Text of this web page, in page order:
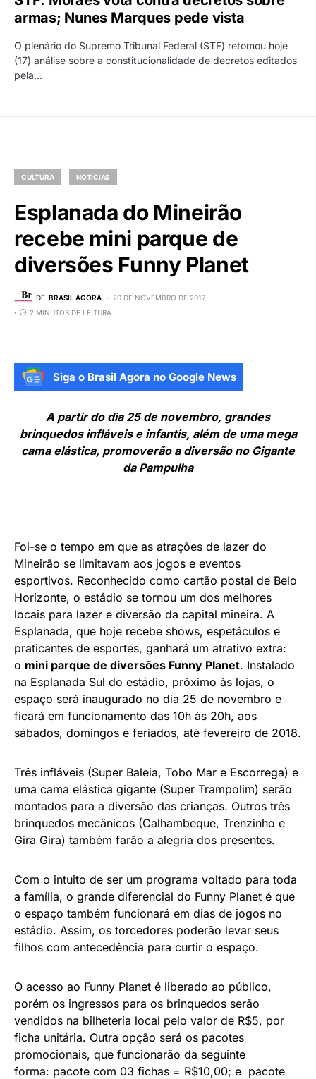
armas; Nunes Marques pede vista
O plenário do Supremo Tribunal Federal (STF) retomou hoje
(17) análise sobre a constitucionalidade de decretos editados
pela…
CULTURA NOTÍCIAS
Esplanada do Mineirão
recebe mini parque de
diversões Funny Planet
DE BRASIL AGORA
20 DE NOVEMBRO DE 2017
2 MINUTOS DE LEITURA
Siga o Brasil Agora no Google News
A partir do dia 25 de novembro, grandes
brinquedos infláveis e infantis, além de uma mega
cama elástica, promoverão a diversão no Gigante
da Pampulha
Foi-se o tempo em que as atrações de lazer do
Mineirão se limitavam aos jogos e eventos
esportivos. Reconhecido como cartão postal de Belo
Horizonte, o estádio se tornou um dos melhores
locais para lazer e diversão da capital mineira. A
Esplanada, que hoje recebe shows, espetáculos e
praticantes de esportes, ganhará um atrativo extra:
o mini parque de diversões Funny Planet. Instalado
na Esplanada Sul do estádio, próximo às lojas, o
espaço será inaugurado no dia 25 de novembro e
ficará em funcionamento das 10h às 20h, aos
sábados, domingos e feriados, até fevereiro de 2018.
Três infláveis (Super Baleia, Tobo Mar e Escorrega) e
uma cama elástica gigante (Super Trampolim) serão
montados para a diversão das crianças. Outros três
brinquedos mecânicos (Calhambeque, Trenzinho e
Gira Gira) também farão a alegria dos presentes.
Com o intuito de ser um programa voltado para toda
a família, o grande diferencial do Funny Planet é que
o espaço também funcionará em dias de jogos no
estádio. Assim, os torcedores poderão levar seus
filhos com antecedência para curtir o espaço.
O acesso ao Funny Planet é liberado ao público,
porém os ingressos para os brinquedos serão
vendidos na bilheteria local pelo valor de R$5, por
ficha unitária. Outra opção será os pacotes
promocionais, que funcionarão da seguinte
forma: pacote com 03 fichas = R$10,00; e pacote